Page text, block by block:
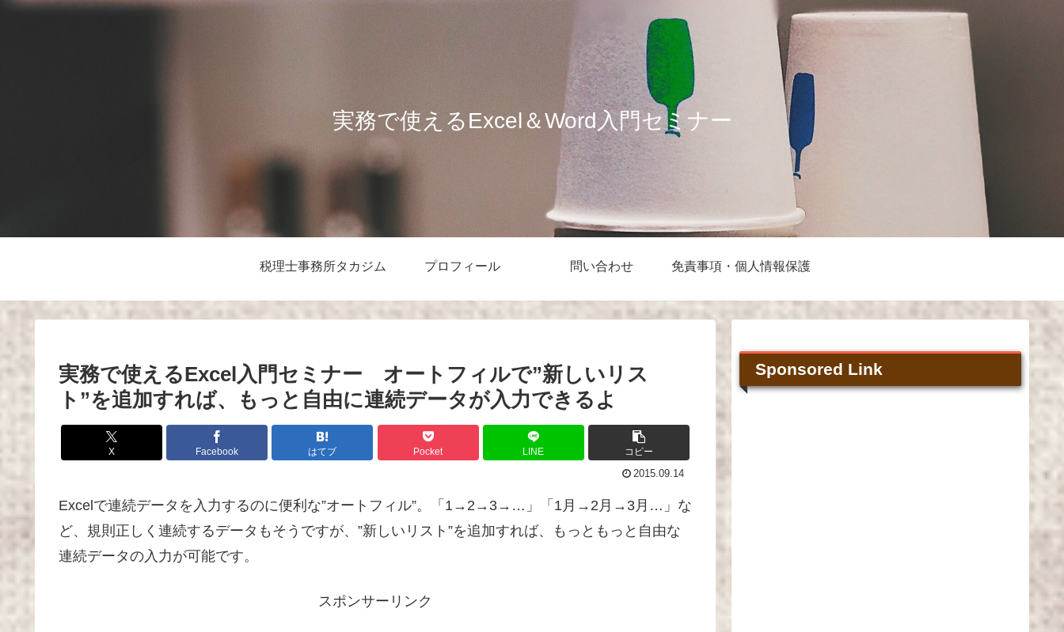
実務で使えるExcel＆Word入門セミナー
税理士事務所タカジム プロフィール 問い合わせ 免責事項・個人情報保護
実務で使えるExcel入門セミナー オートフィルで”新しいリス
ト”を追加すれば、もっと自由に連続データが入力できるよ
X Facebook はてブ Pocket LINE コピー
2015.09.14
Excelで連続データを入力するのに便利な”オートフィル”。「1→2→3→…」「1月→2月→3月…」な
ど、規則正しく連続するデータもそうですが、”新しいリスト”を追加すれば、もっともっと自由な
連続データの入力が可能です。
スポンサーリンク
Sponsored Link